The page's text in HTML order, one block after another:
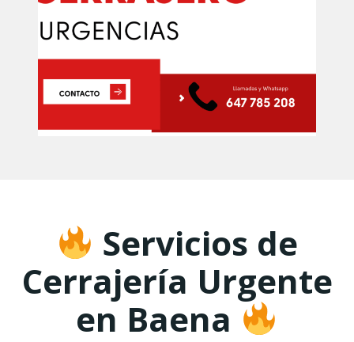
Servicios de
Cerrajería Urgente
en Baena